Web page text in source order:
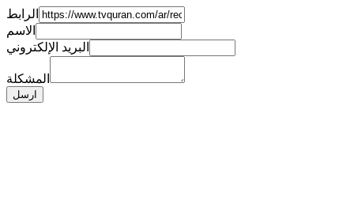
الرابط
الاسم
البريد الإلكتروني
المشكلة
ارسل